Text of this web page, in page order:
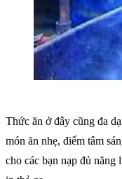
Thức ăn ở đây cũng đa
món ăn nhẹ, điểm tâm
cho các bạn nạp đủ